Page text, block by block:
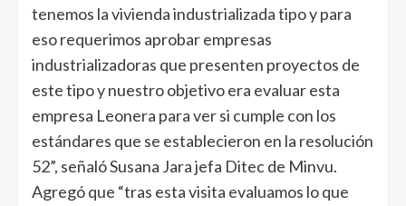
tenemos la vivienda industrializada tipo y para
eso requerimos aprobar empresas
industrializadoras que presenten proyectos de
este tipo y nuestro objetivo era evaluar esta
empresa Leonera para ver si cumple con los
estándares que se establecieron en la resolución
52”, señaló Susana Jara jefa Ditec de Minvu.
Agregó que “tras esta visita evaluamos lo que